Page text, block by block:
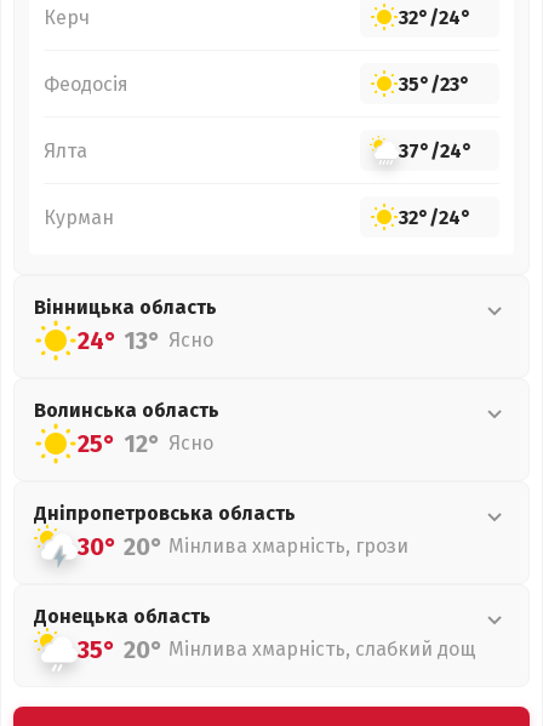
Керч 32°/24°
Феодосія 35°/23°
Ялта 37°/24°
Курман 32°/24°
Вінницька область
24° 13° Ясно
Волинська область
25° 12° Ясно
Дніпропетровська область
30° 20° Мінлива хмарність, грози
Донецька область
35° 20° Мінлива хмарність, слабкий дощ